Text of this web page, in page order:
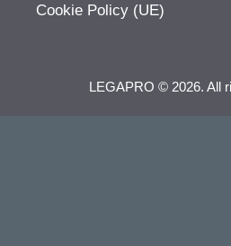
Cookie Policy (UE)
LEGAPRO © 2026. All